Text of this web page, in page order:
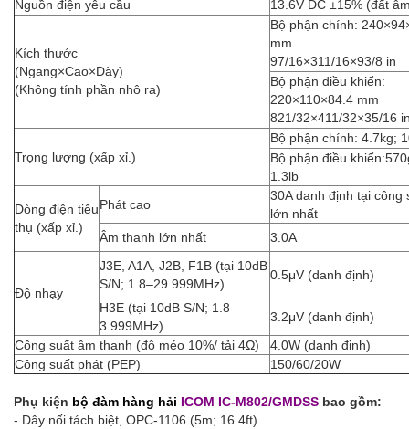
Nguồn điện yêu cầu
13.6V DC ±15% (đất
Kích thước
(Ngang×Cao×Dày)
(Không tính phần nhô ra)
Bộ phận chính:
mm
97/16×311/16×93/8 in
Bộ phận điều khiển:
220×110×84.4 mm
821/32×411/32×35/16
Trọng lượng (xấp xỉ.)
Bộ phận chính: 4.7kg;
Bộ phận điều
1.3lb
Dòng điện tiêu
thụ (xấp xỉ.)
Phát cao
30A danh định tại công
lớn nhất
Âm thanh lớn nhất
3.0A
Độ nhạy
J3E, A1A, J2B, F1B (tại 10dB
S/N; 1.8–29.999MHz)
0.5μV (danh định)
H3E (tại 10dB S/N; 1.8–
3.999MHz)
3.2μV (danh định)
Công suất âm thanh (độ méo 10%/ tải 4Ω)
4.0W (danh định)
Công suất phát (PEP)
150/60/20W
Phụ kiện bộ đàm hàng hải ICOM IC-M802/GMDSS bao gồm:
- Dây nối tách biệt, OPC-1106 (5m; 16.4ft)